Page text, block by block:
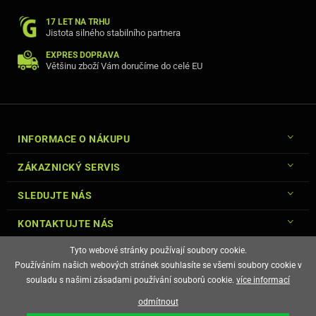
17 LET NA TRHU
Jistota silného stabilního partnera
EXPRES DOPRAVA
Většinu zboží Vám doručíme do celé EU
INFORMACE O NÁKUPU
ZÁKAZNICKÝ SERVIS
SLEDUJTE NÁS
KONTAKTUJTE NÁS
Tyto webové stránky používají soubory cookie.
Používáním našich webových stránek souhlasíte se všemi soubory cookie v
souladu s našimi zásadami používání souborů cookie. více informací
odmítnout